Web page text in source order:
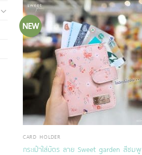
NEW
CARD HOLDER
กระเป๋าใส่บัตร ลาย Sweet garden สีชมพู